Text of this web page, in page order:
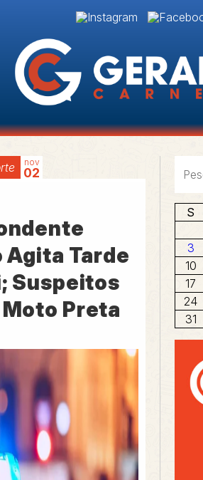
02
nov
Agita Tarde
Suspeitos
Moto Preta
S
3
10
17
24
31